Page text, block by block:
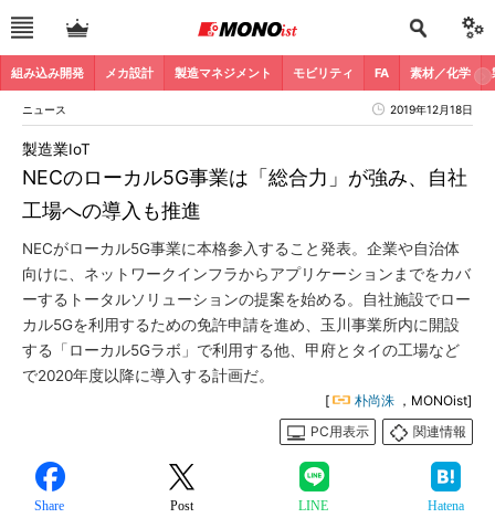
組み込み開発 メカ設計 製造マネジメント モビリティ FA 素材／化学
ニュース 2019年12月18日
NECのローカル5G事業は「総合力」が強み、自社
工場への導入も推進
製造業IoT
NECがローカル5G事業に本格参入すること発表。企業や自治体
向けに、ネットワークインフラからアプリケーションまでをカバ
ーするトータルソリューションの提案を始める。自社施設でロー
カル5Gを利用するための免許申請を進め、玉川事業所内に開設
する「ローカル5Gラボ」で利用する他、甲府とタイの工場など
で2020年度以降に導入する計画だ。
[ 朴尚洙 ，MONOist]
PC用表示
関連情報
Share Post LINE Hatena